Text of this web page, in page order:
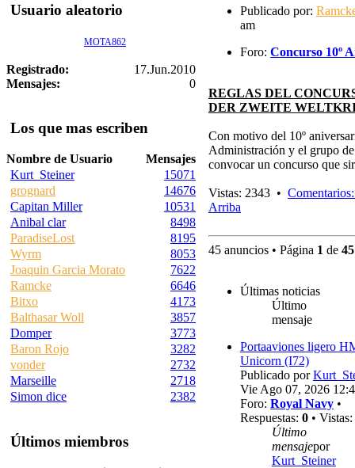
Usuario aleatorio
MOTA862
Registrado:
17.Jun.2010
Mensajes:
0
Los que mas escriben
Nombre de Usuario
Mensajes
Kurt_Steiner
15071
grognard
14676
Capitan Miller
10531
Anibal clar
8498
ParadiseLost
8195
Wyrm
8053
Joaquin Garcia Morato
7622
Ramcke
6646
Bitxo
4173
Balthasar Woll
3857
Domper
3773
Baron Rojo
3282
vonder
2732
Marseille
2718
Simon dice
2382
Últimos miembros
Publicado por:
am
Foro: Concurso 10º
REGLAS DEL
DER ZWEITE
Con motivo del 10º
Administración y el grupo
convocar un concurso que
Vistas: 2343 •
Arriba
45 anuncios • Página 1 de 45
Últimas noticias
Último
mensaje
Portaaviones ligero
Unicorn (I72)
Publicado por
Vie Ago 07, 2026
Foro: Royal Navy •
Respuestas: 0 • Vistas:
Último
mensajepor
Kurt_Steiner